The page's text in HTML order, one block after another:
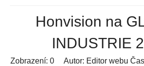
Honvision na
INDUSTRIE
Zobrazení: 0Autor: Editor webu Čas